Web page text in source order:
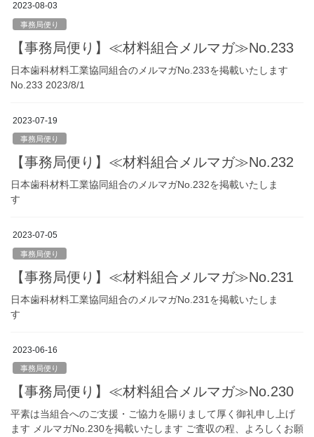
2023-08-03
事務局便り
【事務局便り】≪材料組合メルマガ≫No.233
日本歯科材料工業協同組合のメルマガNo.233を掲載いたします
No.233 2023/8/1
2023-07-19
事務局便り
【事務局便り】≪材料組合メルマガ≫No.232
日本歯科材料工業協同組合のメルマガNo.232を掲載いたしま
す
2023-07-05
事務局便り
【事務局便り】≪材料組合メルマガ≫No.231
日本歯科材料工業協同組合のメルマガNo.231を掲載いたしま
す
2023-06-16
事務局便り
【事務局便り】≪材料組合メルマガ≫No.230
平素は当組合へのご支援・ご協力を賜りまして厚く御礼申し上げ
ます メルマガNo.230を掲載いたします ご査収の程、よろしくお願